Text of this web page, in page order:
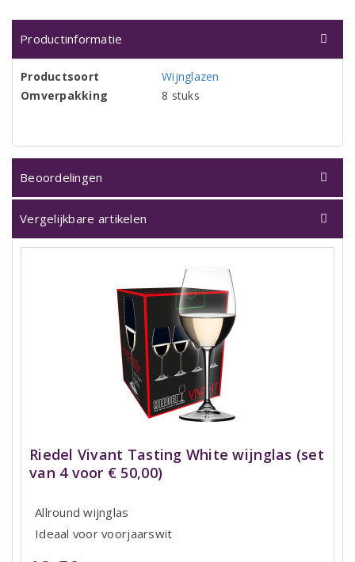
Productinformatie
Productsoort
Wijnglazen
Omverpakking
8 stuks
Beoordelingen
Vergelijkbare artikelen
Riedel Vivant Tasting White wijnglas (set
van 4 voor € 50,00)
Allround wijnglas
Ideaal voor voorjaarswit